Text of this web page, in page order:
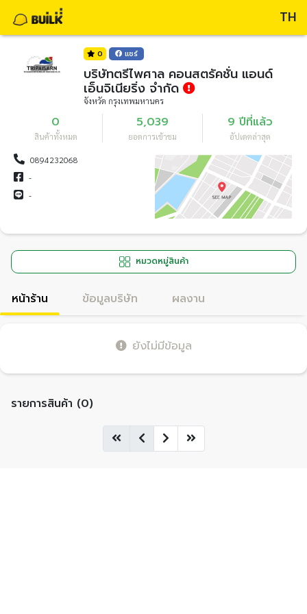
TH
0 แชร์
บริษัทตรีไพศาล คอนสตรัคชั่น แอนด์
เอ็นจิเนียริ่ง จำกัด
จังหวัด กรุงเทพมหานคร
0
สินค้าทั้งหมด
5,039
ยอดการเข้าชม
9 ปีที่แล้ว
อัปเดตล่าสุด
0894232068
-
-
หมวดหมู่สินค้า
หน้าร้าน ข้อมูลบริษัท ผลงาน
ยังไม่มีข้อมูล
รายการสินค้า (0)